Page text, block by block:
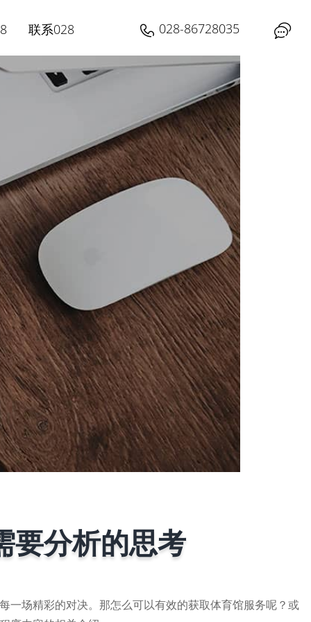
联系028 028-86728035
要分析的思考
一场精彩的对决。那怎么可以有效的获取体育馆服务呢？或